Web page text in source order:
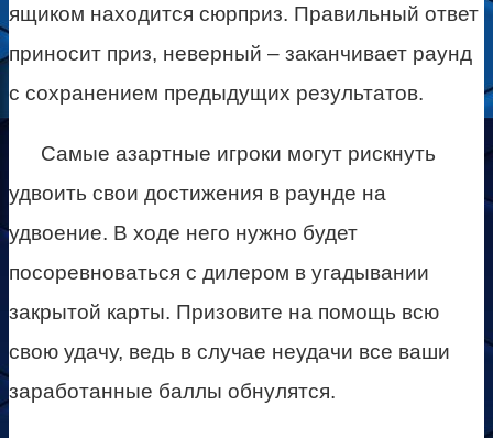
ящиком находится сюрприз. Правильный ответ
приносит приз, неверный – заканчивает раунд
с сохранением предыдущих результатов.
Самые азартные игроки могут рискнуть
удвоить свои достижения в раунде на
удвоение. В ходе него нужно будет
посоревноваться с дилером в угадывании
закрытой карты. Призовите на помощь всю
свою удачу, ведь в случае неудачи все ваши
заработанные баллы обнулятся.